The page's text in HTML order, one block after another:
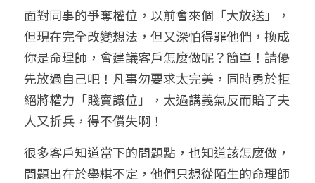
面對同事的爭奪權位，以前會來個「大放送」，
但現在完全改變想法，但又深怕得罪他們，換成
你是命理師，會建議客戶怎麼做呢？簡單！請優
先放過自己吧！凡事勿要求太完美，同時勇於拒
絕將權力「賤賣讓位」，太過講義氣反而賠了夫
人又折兵，得不償失啊！
很多客戶知道當下的問題點，也知道該怎麼做，
問題出在於舉棋不定，他們只想從陌生的命理師